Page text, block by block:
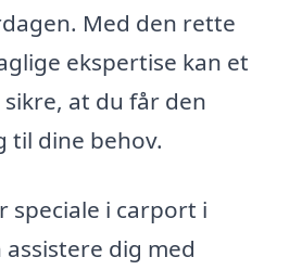
Med den rette
ekspertise kan et
at du får den
til dine behov.
speciale i carport i
dig med